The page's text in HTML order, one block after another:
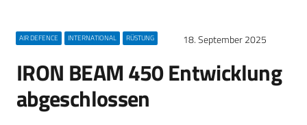
AIR DEFENCE INTERNATIONAL RÜSTUNG 18. September 2025
IRON BEAM 450 Entwicklung
abgeschlossen